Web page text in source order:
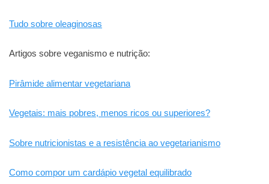
Tudo sobre oleaginosas
Artigos sobre veganismo e nutrição:
Pirâmide alimentar vegetariana
Vegetais: mais pobres, menos ricos ou superiores?
Sobre nutricionistas e a resistência ao vegetarianismo
Como compor um cardápio vegetal equilibrado